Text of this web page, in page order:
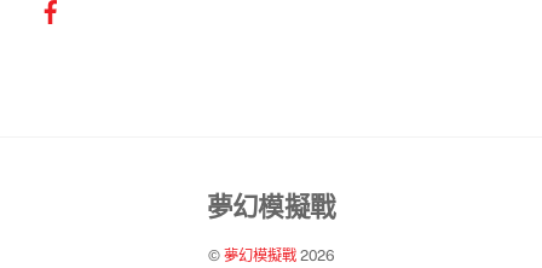
Back
Top
夢幻模擬戰
© 夢幻模擬戰2026